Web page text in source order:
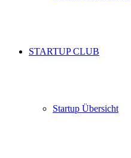
STARTUP CLUB
Startup Übersicht